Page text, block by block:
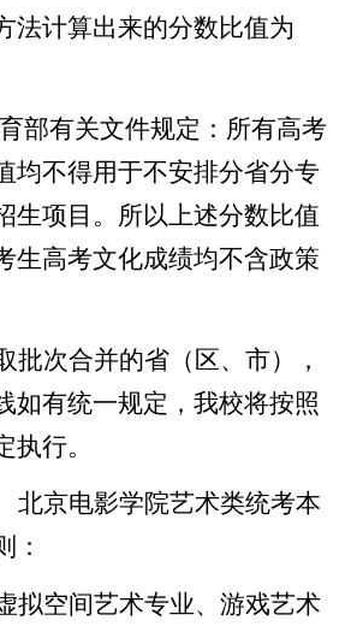
法计算出来的分数比值为
部有关文件规定：所有高考
均不得用于不安排分省分专
生项目。所以上述分数比值
生高考文化成绩均不含政策
批次合并的省（区、市），
如有统一规定，我校将按照
执行。
京电影学院艺术类统考本
：
拟空间艺术专业、游戏艺术